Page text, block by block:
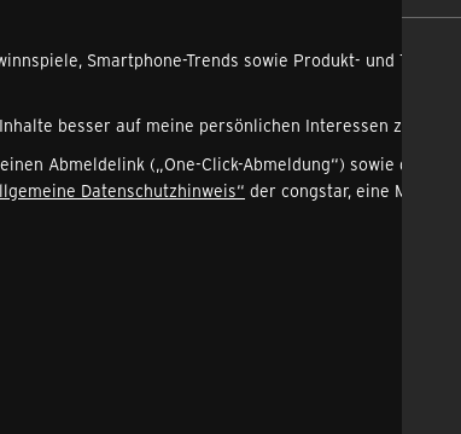
Smartphone-Trends sowie Produkt- und
besser auf meine persönlichen Interessen
Abmeldelink („One-Click-Abmeldung“) sowie die
Datenschutzhinweis“ der congstar, eine Marke